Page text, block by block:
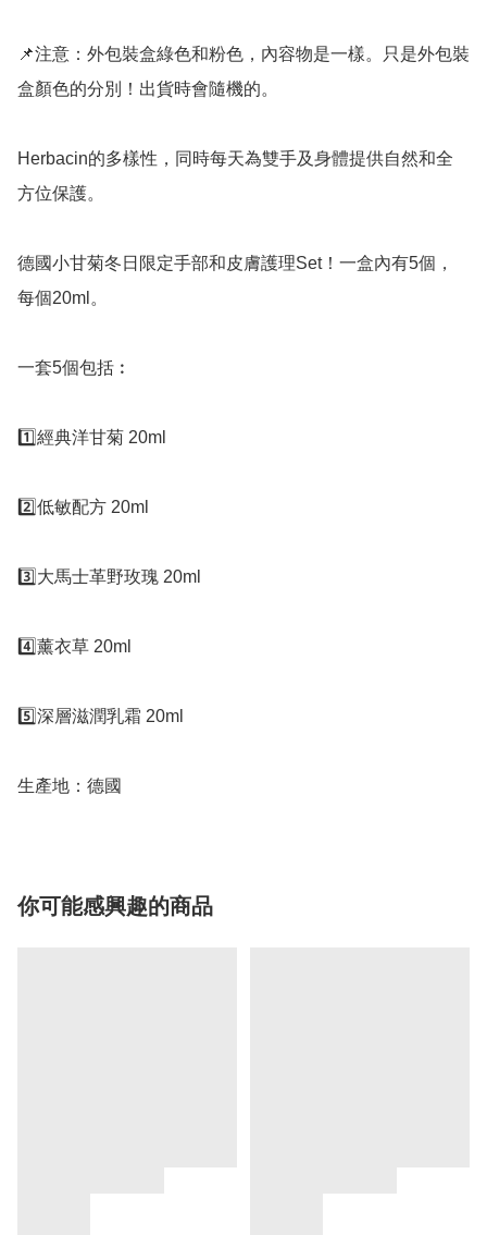
📌注意：外包裝盒綠色和粉色，內容物是一樣。只是外包裝
盒顏色的分別！出貨時會隨機的。
Herbacin的多樣性，同時每天為雙手及身體提供自然和全
方位保護。
德國小甘菊冬日限定手部和皮膚護理Set！一盒內有5個，
每個20ml。
一套5個包括︰
1️⃣經典洋甘菊 20ml
2️⃣低敏配方 20ml
3️⃣大馬士革野玫瑰 20ml
4️⃣薰衣草 20ml
5️⃣深層滋潤乳霜 20ml
生產地：德國
你可能感興趣的商品